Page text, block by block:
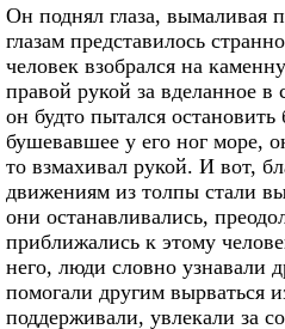
Он поднял глаза, вымаливая
глазам представилось
человек взобрался на
правой рукой за вделанное в
он будто пытался
бушевавшее у его ног море,
то взмахивал рукой. И вот,
движениям из толпы стали
они останавливались,
приближались к этому
него, люди словно узнавали
помогали другим вырваться
поддерживали, увлекали за